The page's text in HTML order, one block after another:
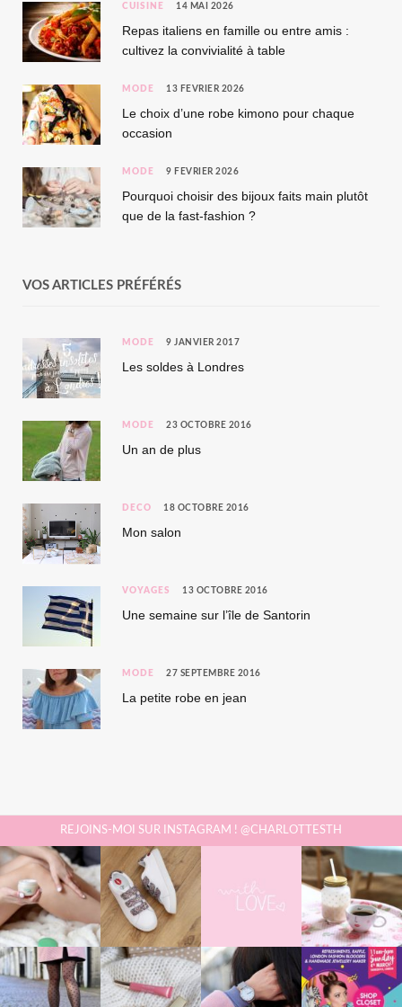
CUISINE 14 MAI 2026
Repas italiens en famille ou entre amis :
cultivez la convivialité à table
MODE 13 FÉVRIER 2026
Le choix d’une robe kimono pour chaque
occasion
MODE 9 FÉVRIER 2026
Pourquoi choisir des bijoux faits main plutôt
que de la fast-fashion ?
VOS ARTICLES PRÉFÉRÉS
MODE 9 JANVIER 2017
Les soldes à Londres
MODE 23 OCTOBRE 2016
Un an de plus
DÉCO 18 OCTOBRE 2016
Mon salon
VOYAGES 13 OCTOBRE 2016
Une semaine sur l’île de Santorin
MODE 27 SEPTEMBRE 2016
La petite robe en jean
REJOINS-MOI SUR INSTAGRAM ! @CHARLOTTESTH